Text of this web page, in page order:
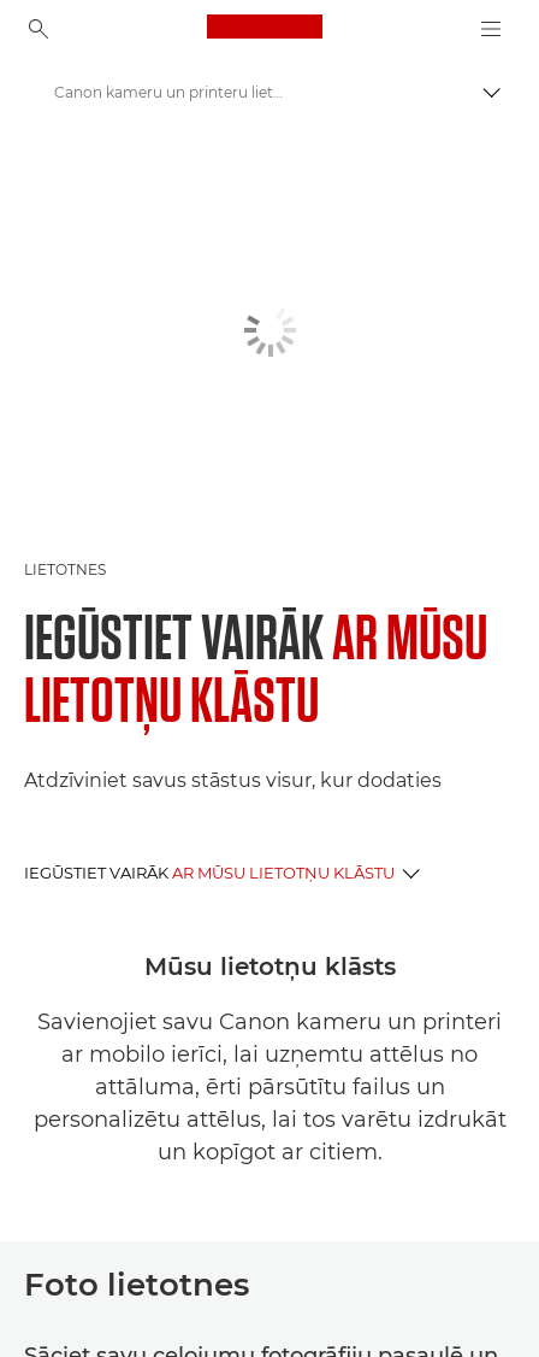
Canon Logo, back to
Canon kameru un printeru lietojumprogrammas
LIETOTNES
IEGŪSTIET VAIRĀKAR MŪSU
LIETOTŅU KLĀSTU
Atdzīviniet savus stāstus visur, kur dodaties
IEGŪSTIET VAIRĀKAR MŪSU LIETOTŅU KLĀSTU
PROGRAMMATŪRA
LIETOTNES UZŅĒMUMIEM
Mūsu lietotņu klāsts
Savienojiet savu Canon kameru un printeri
ar mobilo ierīci, lai uzņemtu attēlus no
attāluma, ērti pārsūtītu failus un
personalizētu attēlus, lai tos varētu izdrukāt
un kopīgot ar citiem.
Foto lietotnes